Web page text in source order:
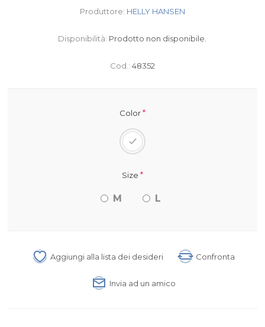
Produttore: HELLY HANSEN
Disponibilità: Prodotto non disponibile.
Cod.: 48352
Color*
Size *
M L
Aggiungi alla lista dei desideri Confronta
Invia ad un amico